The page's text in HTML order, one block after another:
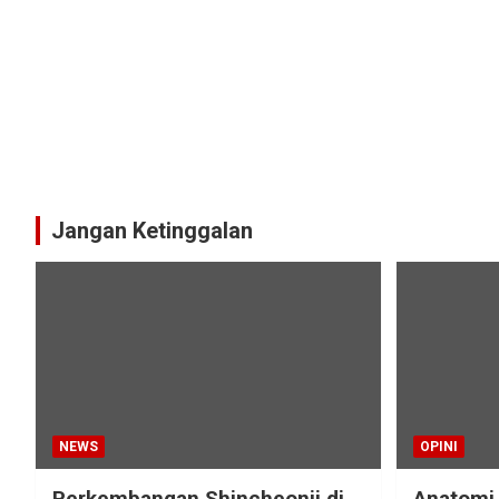
Jangan Ketinggalan
NEWS OPINI